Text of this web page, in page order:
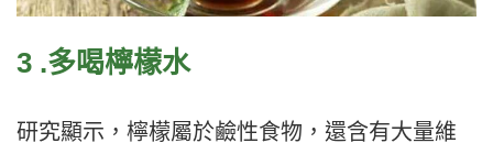
3 .多喝檸檬水
研究顯示，檸檬屬於鹼性食物，還含有大量維